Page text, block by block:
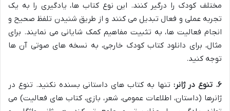
مختلف کودک را درگیر کنند. این نوع کتاب ها، یادگیری را به یک
تجربه عملی و فعال تبدیل می کنند و از طریق شنیدن تلفظ صحیح و
انجام فعالیت ها، به تثبیت مفاهیم کمک شایانی می نمایند. برای
مثال، برای دانلود کتاب کودک خارجی، به نسخه های صوتی آن ها
توجه کنید.
۶. تنوع در ژانر:
تنها به کتاب های داستانی بسنده نکنید. تنوع در
ژانرها (داستان، اطلاعات عمومی، شعر، بازی، کتاب های فعالیت) می